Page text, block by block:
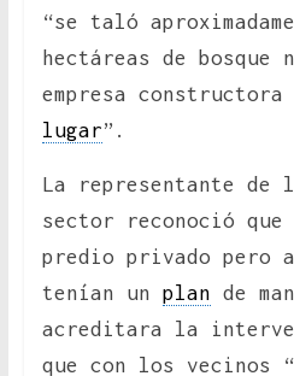
“se taló
hectáreas de bosque
empresa
lugar”.
La representante de
sector reconoció
predio privado pero
tenían un plan de
acreditara la
que con los vecinos